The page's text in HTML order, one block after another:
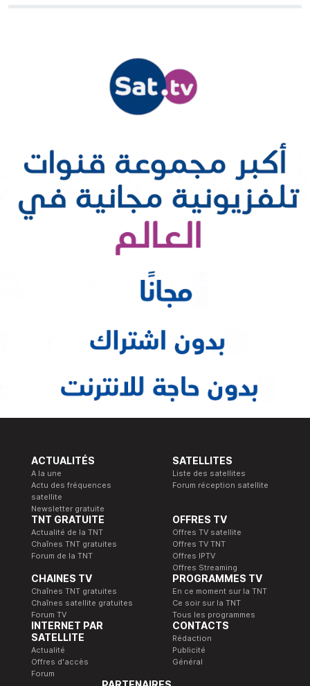
ACTUALITÉS
A la une
Actu des fréquences
satellite
Newsletter gratuite
SATELLITES
Liste des satellites
Forum réception satellite
TNT GRATUITE
Actualité de la TNT
Chaînes TNT gratuites
Forum de la TNT
OFFRES TV
Offres TV satellite
Offres TV TNT
Offres IPTV
Offres Streaming
CHAINES TV
Chaînes TNT gratuites
Chaînes satellite gratuites
Forum TV
PROGRAMMES TV
En ce moment sur la TNT
Ce soir sur la TNT
Tous les programmes
INTERNET PAR
SATELLITE
Actualité
Offres d'accès
Forum
CONTACTS
Rédaction
Publicité
Général